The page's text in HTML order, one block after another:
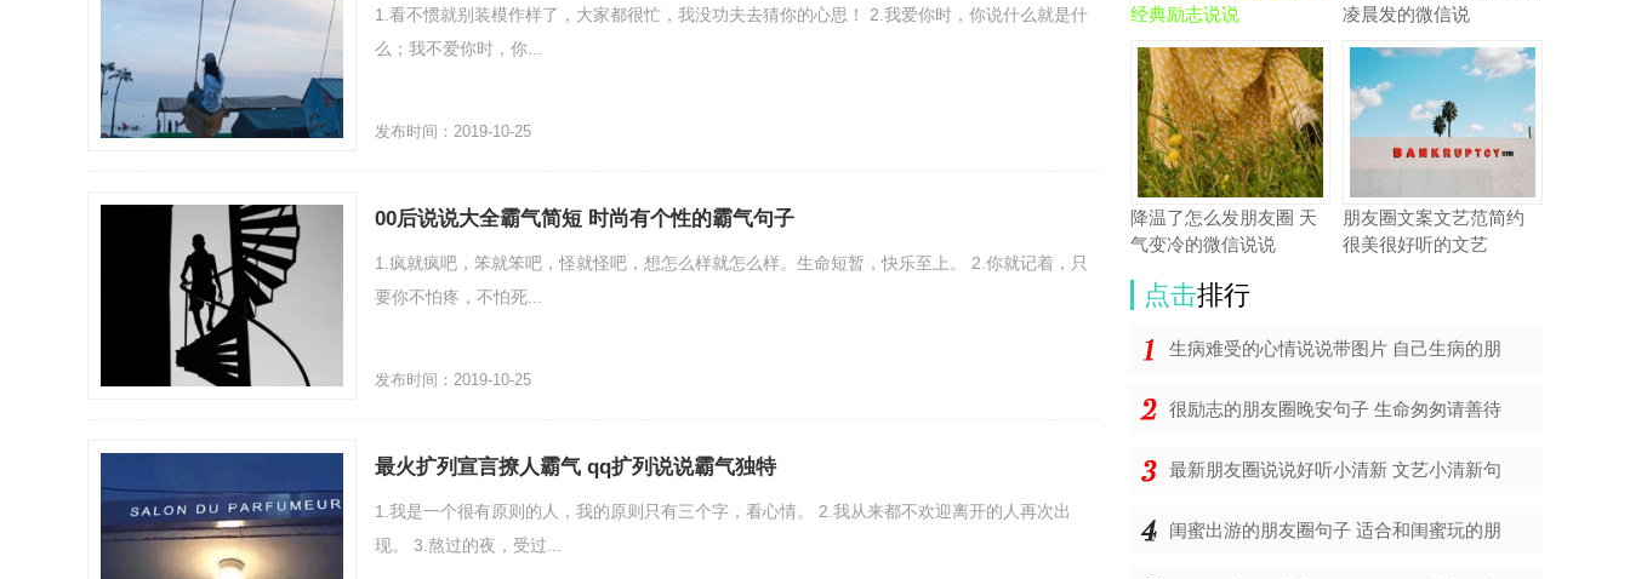
1.看不惯就别装模作样了，大家都很忙，我没功夫去猜你的心思！ 2.我爱你时，你说什么就是什
么；我不爱你时，你...
发布时间：2019-10-25
00后说说大全霸气简短 时尚有个性的霸气句子
1.疯就疯吧，笨就笨吧，怪就怪吧，想怎么样就怎么样。生命短暂，快乐至上。 2.你就记着，只
要你不怕疼，不怕死...
发布时间：2019-10-25
最火扩列宣言撩人霸气 qq扩列说说霸气独特
1.我是一个很有原则的人，我的原则只有三个字，看心情。 2.我从来都不欢迎离开的人再次出
现。 3.熬过的夜，受过...
经典励志说说
凌晨发的微信说
降温了怎么发朋友圈 天
气变冷的微信说说
朋友圈文案文艺范简约
很美很好听的文艺
点击排行
生病难受的心情说说带图片 自己生病的朋
很励志的朋友圈晚安句子 生命匆匆请善待
最新朋友圈说说好听小清新 文艺小清新句
闺蜜出游的朋友圈句子 适合和闺蜜玩的朋